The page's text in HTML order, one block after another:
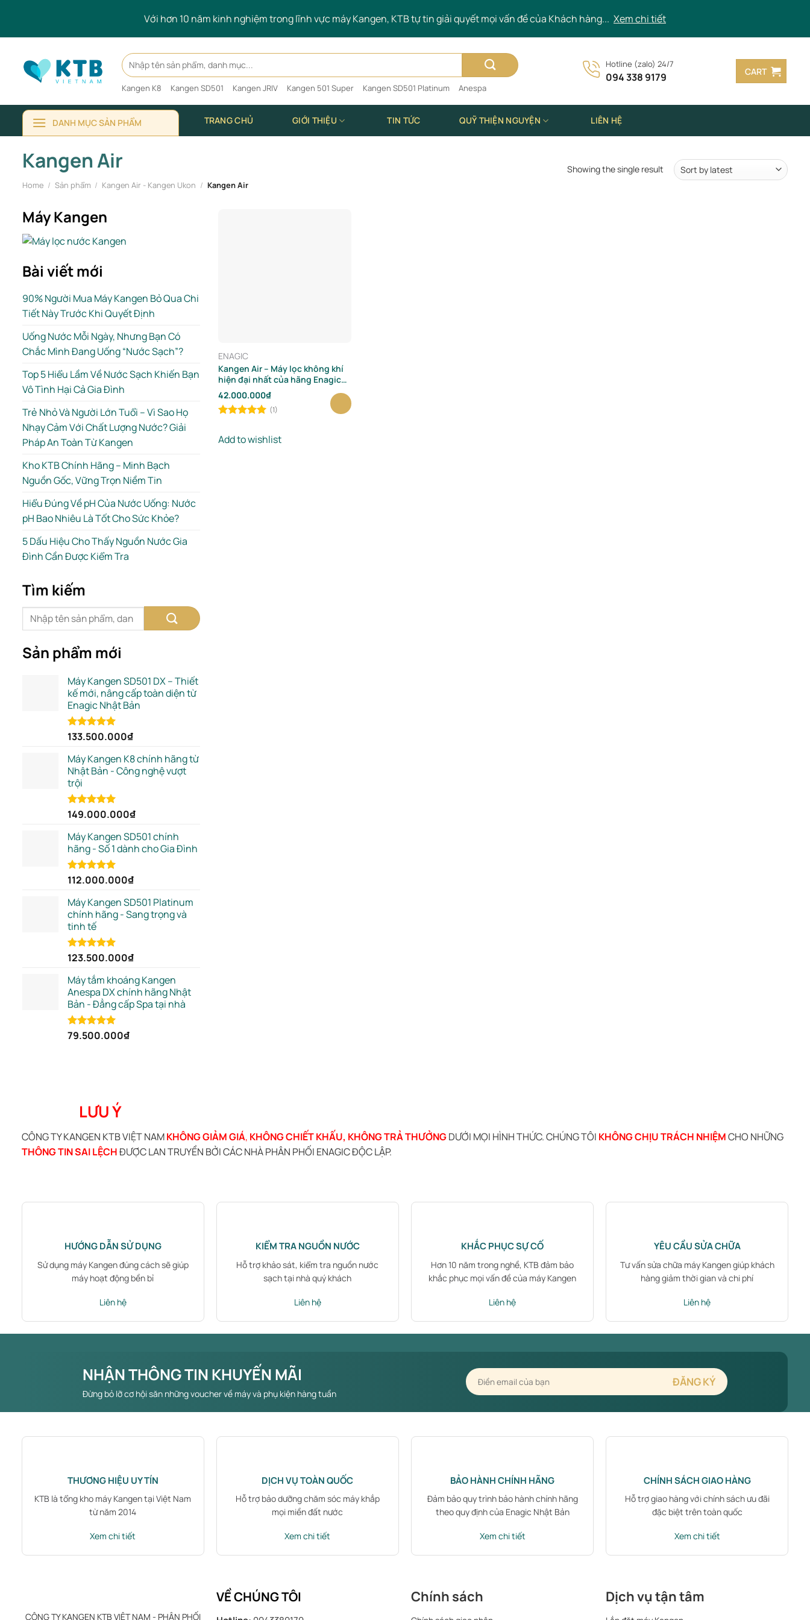
content
Với hơn 10 năm kinh nghiệm trong lĩnh vực máy Kangen, KTB tự tin giải quyết mọi vấn đề của Khách hàng... Xem chi tiết
Search
for:
Kangen K8 Kangen SD501 Kangen JRIV Kangen 501 Super Kangen SD501 Platinum Anespa
Hotline (zalo) 24/7
094 338 9179 CART
DANH MỤC SẢN PHẨM TRANG CHỦ GIỚI THIỆU TIN TỨC QUỸ THIỆN NGUYỆN LIÊN HỆ
Kangen Air
Home / Sản phẩm / Kangen Air - Kangen Ukon / Kangen Air
Showing the single result
Máy Kangen
Bài viết mới
90% Người Mua Máy Kangen Bỏ Qua Chi
Tiết Này Trước Khi Quyết Định
Uống Nước Mỗi Ngày, Nhưng Bạn Có
Chắc Mình Đang Uống “Nước Sạch”?
Top 5 Hiểu Lầm Về Nước Sạch Khiến Bạn
Vô Tình Hại Cả Gia Đình
Trẻ Nhỏ Và Người Lớn Tuổi – Vì Sao Họ
Nhạy Cảm Với Chất Lượng Nước? Giải
Pháp An Toàn Từ Kangen
Kho KTB Chính Hãng – Minh Bạch
Nguồn Gốc, Vững Trọn Niềm Tin
Hiểu Đúng Về pH Của Nước Uống: Nước
pH Bao Nhiêu Là Tốt Cho Sức Khỏe?
5 Dấu Hiệu Cho Thấy Nguồn Nước Gia
Đình Cần Được Kiểm Tra
Tìm kiếm
Sản phẩm mới
Máy Kangen SD501 DX – Thiết
kế mới, nâng cấp toàn diện từ
Enagic Nhật Bản
Rated5.00
133.500.000₫
Máy Kangen K8 chính hãng từ
Nhật Bản - Công nghệ vượt
trội
Rated5.00
149.000.000₫
Máy Kangen SD501 chính
hãng - Số 1 dành cho Gia Đình
Rated5.00
112.000.000₫
Máy Kangen SD501 Platinum
chính hãng - Sang trọng và
tinh tế
Rated5.00
123.500.000₫
Máy tắm khoáng Kangen
Anespa DX chính hãng Nhật
Bản - Đẳng cấp Spa tại nhà
Rated5.00
79.500.000₫
ENAGIC
Kangen Air – Máy lọc không khí
hiện đại nhất của hãng Enagic
Nhật Bản
42.000.000₫
(1)
Add to wishlist
LƯU Ý
CÔNG TY KANGEN KTB VIỆT NAMKHÔNG GIẢM GIÁ, KHÔNG CHIẾT KHẤU, KHÔNG TRẢ THƯỞNGDƯỚI MỌI HÌNH THỨC. CHÚNG TÔI KHÔNG CHỊU TRÁCH NHIỆMCHO NHỮNG
THÔNG TIN SAI LỆCHĐƯỢC LAN TRUYỀN BỞI CÁC NHÀ PHÂN PHỐI ENAGIC ĐỘC LẬP.
HƯỚNG DẪN SỬ DỤNG
Sử dụng máy Kangen đúng cách sẽ giúp
máy hoạt động bền bỉ
Liên hệ
KIỂM TRA NGUỒN NƯỚC
Hỗ trợ khảo sát, kiểm tra nguồn nước
sạch tại nhà quý khách
Liên hệ
KHẮC PHỤC SỰ CỐ
Hơn 10 năm trong nghề, KTB đảm bảo
khắc phục mọi vấn đề của máy Kangen
Liên hệ
YÊU CẦU SỬA CHỮA
Tư vấn sửa chữa máy Kangen giúp khách
hàng giảm thời gian và chi phí
Liên hệ
NHẬN THÔNG TIN KHUYẾN MÃI
Đừng bỏ lỡ cơ hội săn những voucher về máy và phụ kiện hàng tuần
THƯƠNG HIỆU UY TÍN
KTB là tổng kho máy Kangen tại Việt Nam
từ năm 2014
Xem chi tiết
DỊCH VỤ TOÀN QUỐC
Hỗ trợ bảo dưỡng chăm sóc máy khắp
mọi miền đất nước
Xem chi tiết
BẢO HÀNH CHÍNH HÃNG
Đảm bảo quy trình bảo hành chính hãng
theo quy định của Enagic Nhật Bản
Xem chi tiết
CHÍNH SÁCH GIAO HÀNG
Hỗ trợ giao hàng với chính sách ưu đãi
đặc biệt trên toàn quốc
Xem chi tiết
CÔNG TY KANGEN KTB VIỆT NAM - PHÂN PHỐI
VỀ CHÚNG TÔI Chính sách Dịch vụ tận tâm